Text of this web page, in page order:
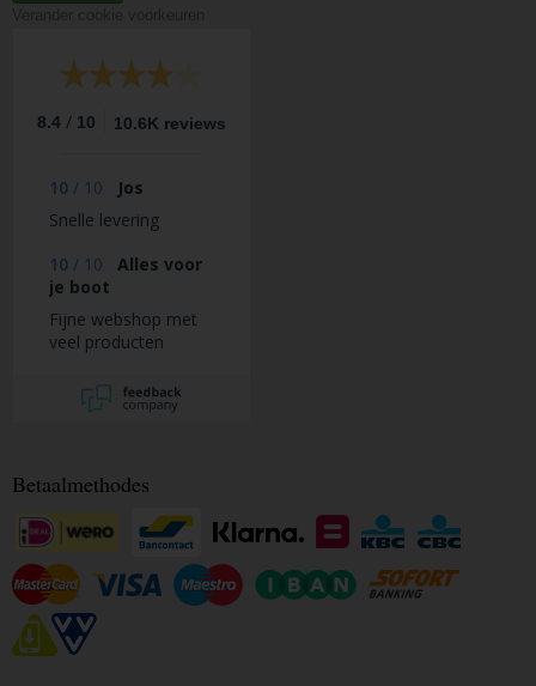
8.4 / 10 10.6K reviews
10 / 10
Jos
Snelle levering
10 / 10
Alles voor
je boot
Fijne webshop met
veel producten
Betaalmethodes